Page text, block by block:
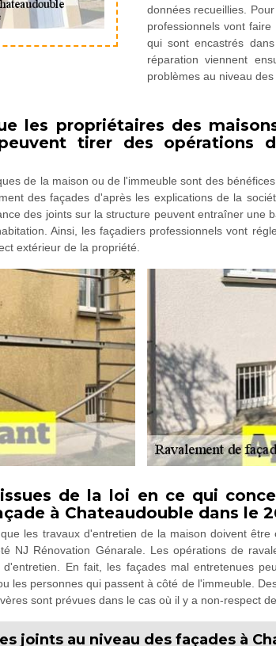
données recueillies.
professionnels vont
qui sont encastrés
réparation viennent
problèmes au niveau
les propriétaires des
tirer des opérations
de la maison ou de l'immeuble sont des
des façades d'après les explications de la
des joints sur la structure peuvent entraîner une
Ainsi, les façadiers professionnels vont
extérieur de la propriété.
de la loi en ce qui
à Chateaudouble dans le
les travaux d'entretien de la maison doivent être
NJ Rénovation Génarale. Les opérations de
En fait, les façades mal entretenues
les personnes qui passent à côté de l'immeuble.
sont prévues dans le cas où il y a non-respect
joints au niveau des façades à